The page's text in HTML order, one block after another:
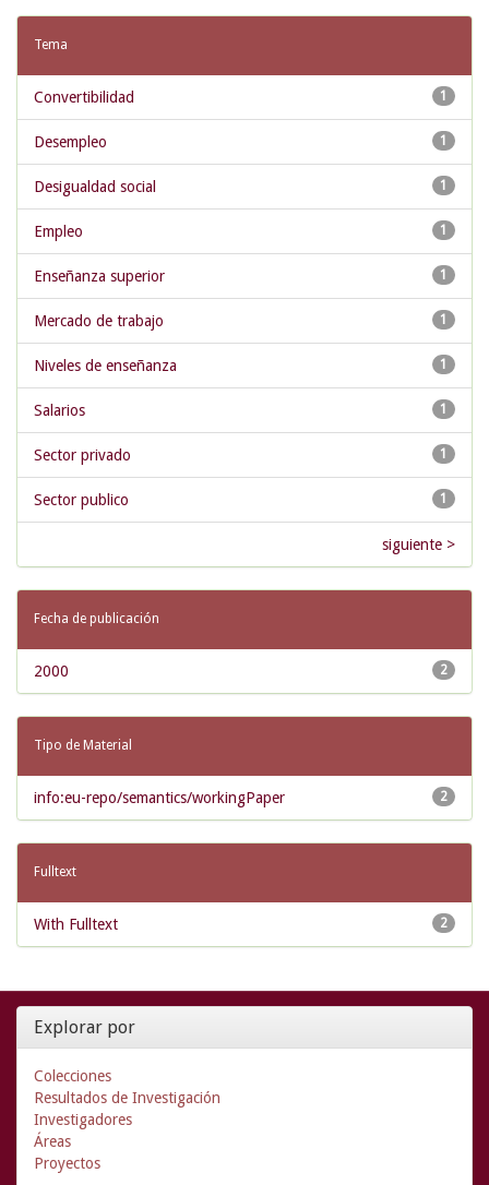
Tema
1
Convertibilidad
1
Desempleo
1
Desigualdad social
1
Empleo
1
Enseñanza superior
1
Mercado de trabajo
1
Niveles de enseñanza
1
Salarios
1
Sector privado
1
Sector publico
siguiente >
Fecha de publicación
2
2000
Tipo de Material
2
info:eu-repo/semantics/workingPaper
Fulltext
2
With Fulltext
Explorar por
Colecciones
Resultados de Investigación
Investigadores
Áreas
Proyectos